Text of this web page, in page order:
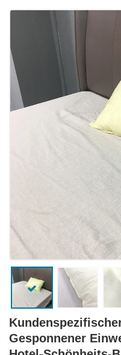
Gesponnener